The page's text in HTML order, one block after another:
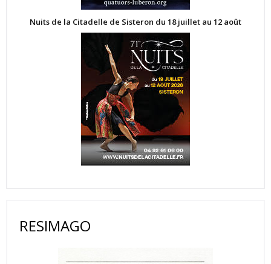
Nuits de la Citadelle de Sisteron du 18 juillet au 12 août
RESIMAGO